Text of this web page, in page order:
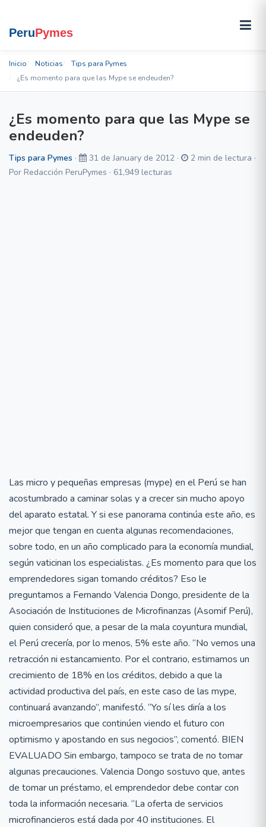
Inicio Noticias
Tips para Pymes
¿Es momento para que las Mype se endeuden?
¿Es momento para que las Mype se
endeuden?
Tips para Pymes · 31 de January de 2012 ·
2 min de lectura ·
Por Redacción PeruPymes · 61,949 lecturas
Las micro y pequeñas empresas (mype) en el Perú se han
acostumbrado a caminar solas y a crecer sin mucho apoyo
del aparato estatal. Y si ese panorama continúa este año, es
mejor que tengan en cuenta algunas recomendaciones,
sobre todo, en un año complicado para la economía mundial,
según vaticinan los especialistas. ¿Es momento para que los
emprendedores sigan tomando créditos? Eso le
preguntamos a Fernando Valencia Dongo, presidente de la
Asociación de Instituciones de Microfinanzas (Asomif Perú),
quien consideró que, a pesar de la mala coyuntura mundial,
el Perú crecería, por lo menos, 5% este año. “No vemos una
retracción ni estancamiento. Por el contrario, estimamos un
crecimiento de 18% en los créditos, debido a que la
actividad productiva del país, en este caso de las mype,
continuará avanzando”, manifestó. “Yo sí les diría a los
microempresarios que continúen viendo el futuro con
optimismo y apostando en sus negocios”, comentó. BIEN
EVALUADO Sin embargo, tampoco se trata de no tomar
algunas precauciones. Valencia Dongo sostuvo que, antes
de tomar un préstamo, el emprendedor debe contar con
toda la información necesaria. “La oferta de servicios
microfinancieros está dada por 40 instituciones. El